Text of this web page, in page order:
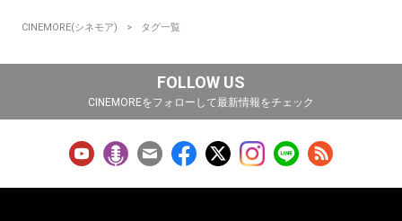
CINEMORE(シネモア) タグ一覧
FOLLOW US
CINEMOREをフォローして最新情報をチェック